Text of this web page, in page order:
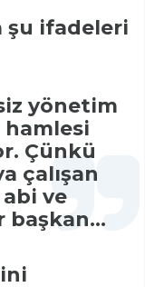
şu ifadeleri
yönetim
Çünkü
çalışan
ve
başkan...